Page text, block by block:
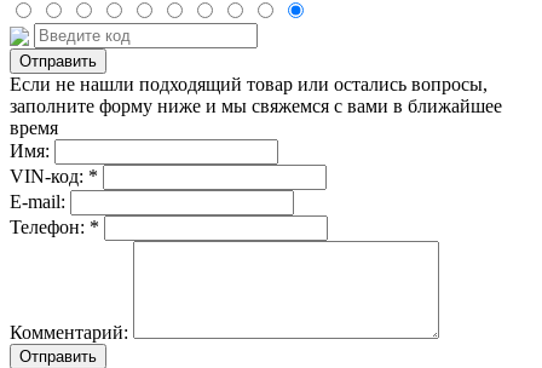
Если не нашли подходящий товар или остались вопросы,
заполните форму ниже и мы свяжемся с вами в ближайшее
время
Имя:
VIN-код: *
E-mail:
Телефон: *
Комментарий:
Отправить